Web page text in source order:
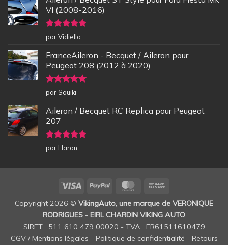
VI (2008-2016)
Note5sur
5
par Vidiella
FranceAileron - Becquet / Aileron pour
Peugeot 208 (2012 à 2020)
Note5sur
5
par Souiki
Aileron / Becquet RC Replica pour Peugeot
207
Note5sur
5
par Haran
Visa PayPal MasterCard
Copyright 2026 © VikingAuto, une marque de VERONIQUE
RODRIGUES - EIRL CHARDIN VIKING AUTO
SIRET : 511 610 479 00020 - TVA : FR61511610479
CGV / Mentions légales - Politique de confidentialité - Retours